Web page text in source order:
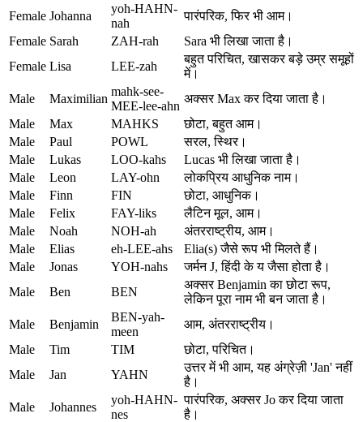
Female Johanna
yoh-HAHN-
nah
पारंपरिक, फिर भी आम।
Female Sarah ZAH-rah
Sara भी लिखा जाता है।
Female Lisa LEE-zah
बहुत परिचित, खासकर बड़े उम्र समूहों
में।
Male
Maximilian
mahk-see-
MEE-lee-ahn
अक्सर Max कर दिया जाता है।
Male
Max MAHKS
छोटा, बहुत आम।
Male
Paul POWL
सरल, स्थिर।
Male
Lukas LOO-kahs
Lucas भी लिखा जाता है।
Male
Leon LAY-ohn
लोकप्रिय आधुनिक नाम।
Male
Finn FIN
छोटा, आधुनिक।
Male
Felix FAY-liks
लैटिन मूल, आम।
Male
Noah NOH-ah
अंतरराष्ट्रीय, आम।
Male
Elias eh-LEE-ahs
Elia(s) जैसे रूप भी मिलते हैं।
Male
Jonas YOH-nahs
जर्मन J, हिंदी के य जैसा होता है।
Male
Ben BEN
अक्सर Benjamin का छोटा रूप,
लेकिन पूरा नाम भी बन जाता है।
Male
Benjamin
BEN-yah-
meen
आम, अंतरराष्ट्रीय।
Male
Tim TIM
छोटा, परिचित।
Male
Jan YAHN
उत्तर में भी आम, यह अंग्रेज़ी 'Jan' नहीं
है।
Male
Johannes
yoh-HAHN-
nes
पारंपरिक, अक्सर Jo कर दिया जाता
है।